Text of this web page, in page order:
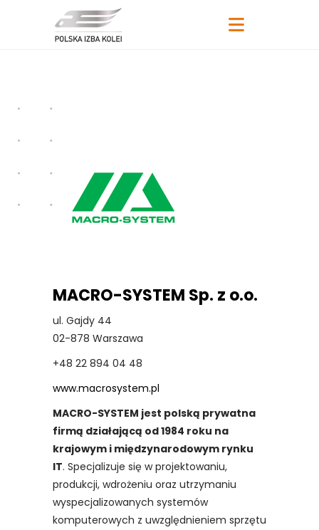
MACRO-SYSTEM Sp. z o.o.
ul. Gajdy 44
02-878 Warszawa
+48 22 894 04 48
www.macrosystem.pl
MACRO-SYSTEM jest polską prywatna
firmą działającą od 1984 roku na
krajowym i międzynarodowym rynku
IT. Specjalizuje się w projektowaniu,
produkcji, wdrożeniu oraz utrzymaniu
wyspecjalizowanych systemów
komputerowych z uwzględnieniem sprzętu